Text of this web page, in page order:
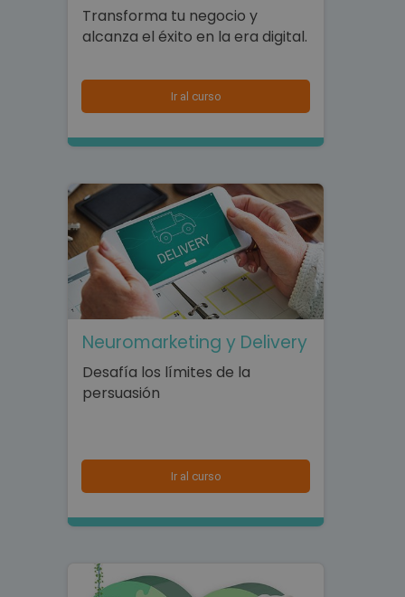
Transforma tu negocio y
alcanza el éxito en la era digital.
Ir al curso
Neuromarketing y Delivery
Desafía los límites de la
persuasión
Ir al curso